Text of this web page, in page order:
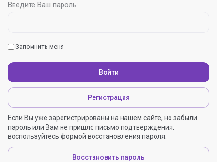
Введите Ваш пароль:
Запомнить меня
Войти
Регистрация
Если Вы уже зарегистрированы на нашем сайте, но забыли
пароль или Вам не пришло письмо подтверждения,
воспользуйтесь формой восстановления пароля.
Восстановить пароль